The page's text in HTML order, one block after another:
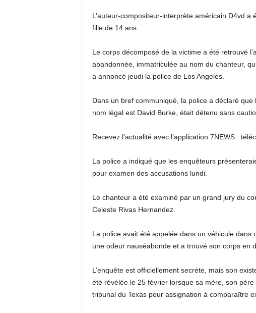
L’auteur-compositeur-interprète américain D4vd
fille de 14 ans.
Le corps décomposé de la victime a été retrouvé
abandonnée, immatriculée au nom du chanteur,
a annoncé jeudi la police de Los Angeles.
Dans un bref communiqué, la police a déclaré
nom légal est David Burke, était détenu sans
Recevez l’actualité avec l’application 7NEWS :
La police a indiqué que les enquêteurs
pour examen des accusations lundi.
Le chanteur a été examiné par un grand jury du
Celeste Rivas Hernandez.
La police avait été appelée dans un véhicule
une odeur nauséabonde et a trouvé son corps en
L’enquête est officiellement secrète, mais son
été révélée le 25 février lorsque sa mère, son
tribunal du Texas pour assignation à comparaître